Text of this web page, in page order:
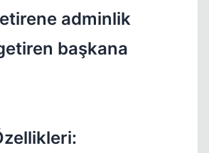
adminlik
başkana